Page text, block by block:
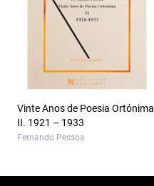
Vinte Anos de Poesia Ortónima
II. 1921 – 1933
Fernando Pessoa